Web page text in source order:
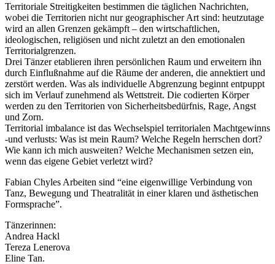
Territoriale Streitigkeiten bestimmen die täglichen Nachrichten,
wobei die Territorien nicht nur geographischer Art sind: heutzutage
wird an allen Grenzen gekämpft – den wirtschaftlichen,
ideologischen, religiösen und nicht zuletzt an den emotionalen
Territorialgrenzen.
Drei Tänzer etablieren ihren persönlichen Raum und erweitern ihn
durch Einflußnahme auf die Räume der anderen, die annektiert und
zerstört werden. Was als individuelle Abgrenzung beginnt entpuppt
sich im Verlauf zunehmend als Wettstreit. Die codierten Körper
werden zu den Territorien von Sicherheitsbedürfnis, Rage, Angst
und Zorn.
Territorial imbalance ist das Wechselspiel territorialen Machtgewinns
-und verlusts: Was ist mein Raum? Welche Regeln herrschen dort?
Wie kann ich mich ausweiten? Welche Mechanismen setzen ein,
wenn das eigene Gebiet verletzt wird?
Fabian Chyles Arbeiten sind “eine eigenwillige Verbindung von
Tanz, Bewegung und Theatralität in einer klaren und ästhetischen
Formsprache”.
Tänzerinnen:
Andrea Hackl
Tereza Lenerova
Eline Tan.